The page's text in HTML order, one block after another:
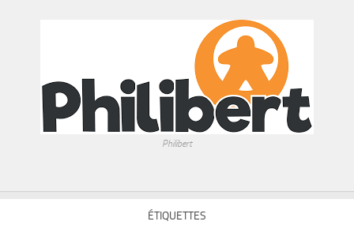
Philibert
ÉTIQUETTES